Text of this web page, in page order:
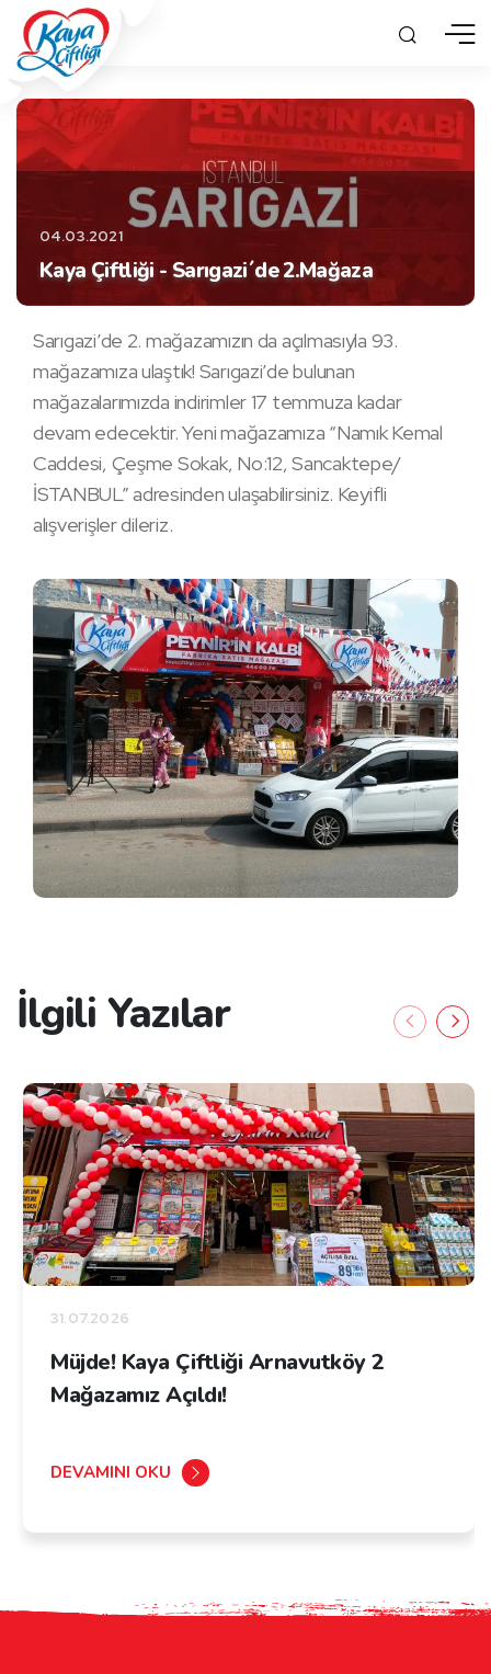
04.03.2021
Kaya Çiftliği - Sarıgazi´de 2.Mağaza
Sarıgazi’de 2. mağazamızın da açılmasıyla 93.
mağazamıza ulaştık! Sarıgazi’de bulunan
mağazalarımızda indirimler 17 temmuza kadar
devam edecektir. Yeni mağazamıza “Namık Kemal
Caddesi, Çeşme Sokak, No:12, Sancaktepe/
İSTANBUL” adresinden ulaşabilirsiniz. Keyifli
alışverişler dileriz.
İlgili Yazılar
31.07.2026
Müjde! Kaya Çiftliği Arnavutköy 2
Mağazamız Açıldı!
DEVAMINI OKU